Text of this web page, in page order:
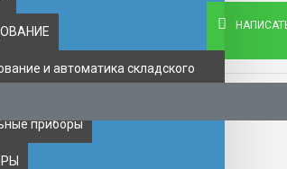
и автоматика складского
приборы